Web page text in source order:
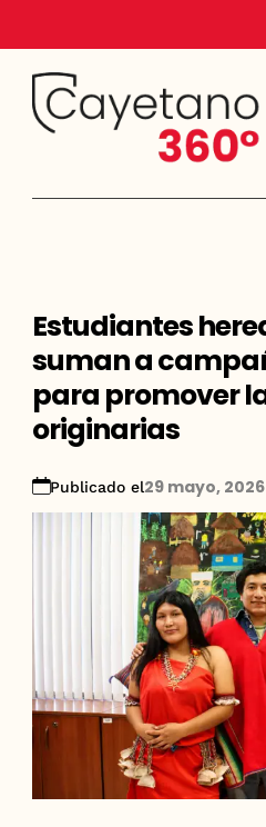
Estudiantes
suman a
para promover
originarias
Publicado el29 mayo, 2026